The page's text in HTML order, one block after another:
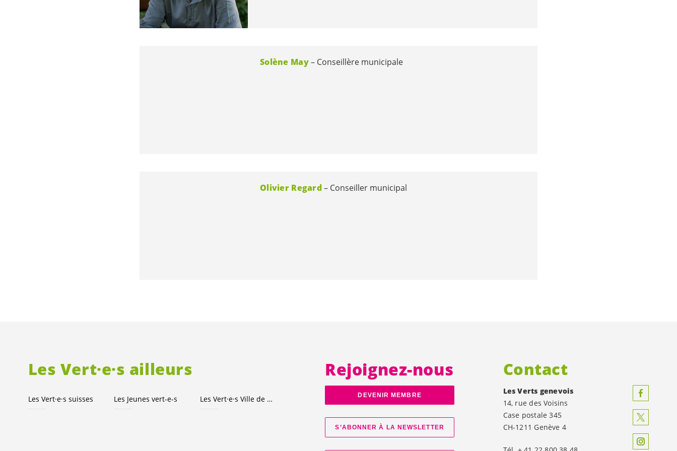
Solène May Conseillère municipale
Olivier Regard Conseiller municipal
Les Vert·e·s ailleurs
Les Vert·e·s suisses Les Jeunesvert-e-s LesVert·e·s Ville de Genève
Rejoignez-nous
DEVENIR MEMBRE
S’ABONNER À LA NEWSLETTER
Contact
Les Verts genevois
14, rue des Voisins
Case postale 345
CH-1211 Genève 4